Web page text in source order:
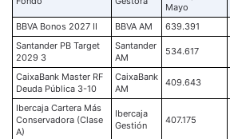
Mayo
BBVA Bonos 2027 II BBVA AM 639.391
Santander PB Target
2029 3
Santander
AM
534.617
CaixaBank Master RF
Deuda Pública 3-10
CaixaBank
AM
409.643
Ibercaja Cartera Más
Conservadora (Clase
A)
Ibercaja
Gestión
407.175